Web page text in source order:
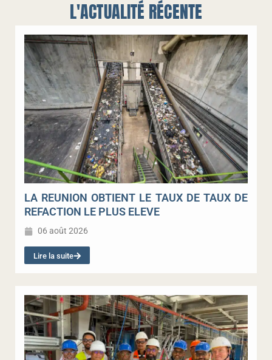
L'ACTUALITÉ RÉCENTE
LA REUNION OBTIENT LE TAUX DE TAUX DE
REFACTION LE PLUS ELEVE
06 août 2026
Lire la suite